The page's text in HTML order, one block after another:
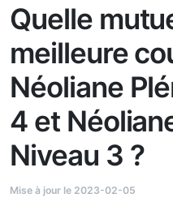
Quelle
meilleure
Néoliane
4 et
Niveau 3 ?
Mise à jour le 2023-02-05